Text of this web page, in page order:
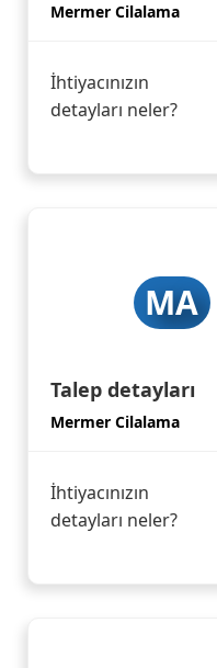
Mermer Cilalama
İhtiyacınızın
detayları neler?
MA
Talep detayları
Mermer Cilalama
İhtiyacınızın
detayları neler?